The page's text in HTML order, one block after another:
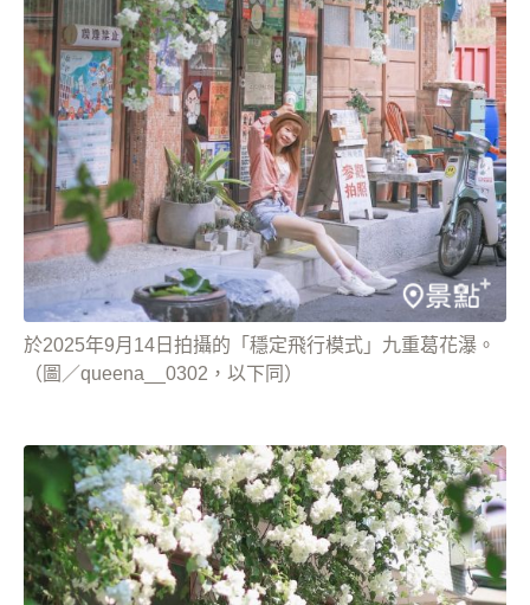
於2025年9月14日拍攝的「穩定飛行模式」九重葛花瀑。
（圖／queena__0302，以下同）